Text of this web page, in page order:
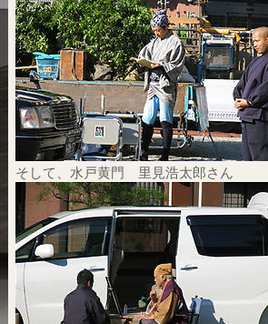
そして、水戸黄門 里見浩太郎さん